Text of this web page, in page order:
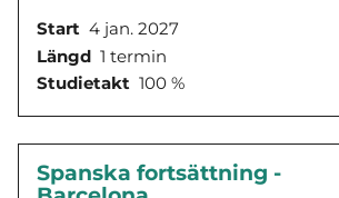
Start 4 jan. 2027
Längd 1 termin
Studietakt 100 %
Spanska fortsättning -